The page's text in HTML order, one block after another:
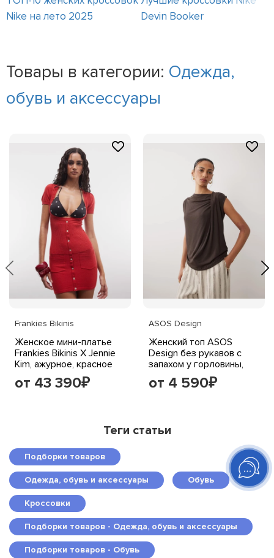
Nike на лето 2025
Devin Booker
Товары в категории: Одежда,
обувь и аксессуары
Frankies Bikinis
Женское мини-платье
Frankies Bikinis X Jennie
Kim, ажурное, красное
от 43 390₽
ASOS Design
Женский топ ASOS
Design без рукавов с
запахом у горловины,
шоколадный
от 4 590₽
Теги статьи
Подборки товаров
Одежда, обувь и аксессуары Обувь
Кроссовки
Подборки товаров - Одежда, обувь и аксессуары
Подборки товаров - Обувь